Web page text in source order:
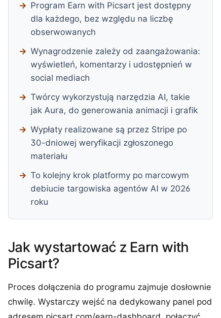
Program Earn with Picsart jest dostępny
dla każdego, bez względu na liczbę
obserwowanych
Wynagrodzenie zależy od zaangażowania:
wyświetleń, komentarzy i udostępnień w
social mediach
Twórcy wykorzystują narzędzia AI, takie
jak Aura, do generowania animacji i grafik
Wypłaty realizowane są przez Stripe po
30-dniowej weryfikacji zgłoszonego
materiału
To kolejny krok platformy po marcowym
debiucie targowiska agentów AI w 2026
roku
Jak wystartować z Earn with
Picsart?
Proces dołączenia do programu zajmuje dosłownie
chwilę. Wystarczy wejść na dedykowany panel pod